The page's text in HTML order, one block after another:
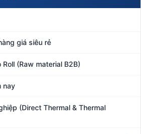
giá siêu rẻ
(Raw material B2B)
nay
(Direct Thermal & Thermal